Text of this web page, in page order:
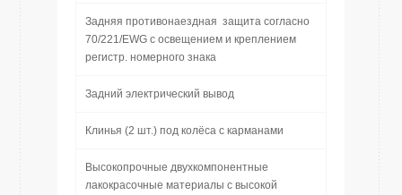
Задняя противонаездная защита согласно
70/221/EWG с освещением и креплением
регистр. номерного знака
Задний электрический вывод
Клинья (2 шт.) под колёса с карманами
Высокопрочные двухкомпонентные
лакокрасочные материалы с высокой